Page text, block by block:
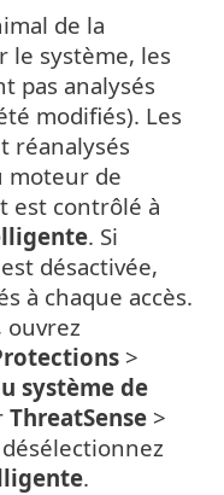
de la
le système, les
pas analysés
modifiés). Les
réanalysés
moteur de
est contrôlé à
. Si
est désactivée,
à chaque accès.
ouvrez
>
système de
ThreatSense >
.